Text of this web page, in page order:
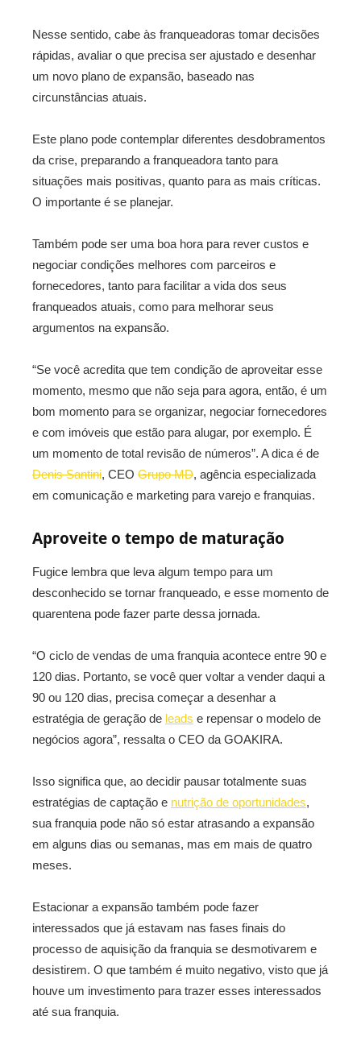
Nesse sentido, cabe às franqueadoras tomar decisões
rápidas, avaliar o que precisa ser ajustado e desenhar
um novo plano de expansão, baseado nas
circunstâncias atuais.
Este plano pode contemplar diferentes desdobramentos
da crise, preparando a franqueadora tanto para
situações mais positivas, quanto para as mais críticas.
O importante é se planejar.
Também pode ser uma boa hora para rever custos e
negociar condições melhores com parceiros e
fornecedores, tanto para facilitar a vida dos seus
franqueados atuais, como para melhorar seus
argumentos na expansão.
“Se você acredita que tem condição de aproveitar esse
momento, mesmo que não seja para agora, então, é um
bom momento para se organizar, negociar fornecedores
e com imóveis que estão para alugar, por exemplo. É
um momento de total revisão de números”. A dica é de
Denis Santini, CEO Grupo MD, agência especializada
em comunicação e marketing para varejo e franquias.
Aproveite o tempo de maturação
Fugice lembra que leva algum tempo para um
desconhecido se tornar franqueado, e esse momento de
quarentena pode fazer parte dessa jornada.
“O ciclo de vendas de uma franquia acontece entre 90 e
120 dias. Portanto, se você quer voltar a vender daqui a
90 ou 120 dias, precisa começar a desenhar a
estratégia de geração de leads e repensar o modelo de
negócios agora”, ressalta o CEO da GOAKIRA.
Isso significa que, ao decidir pausar totalmente suas
estratégias de captação e nutrição de oportunidades,
sua franquia pode não só estar atrasando a expansão
em alguns dias ou semanas, mas em mais de quatro
meses.
Estacionar a expansão também pode fazer
interessados que já estavam nas fases finais do
processo de aquisição da franquia se desmotivarem e
desistirem. O que também é muito negativo, visto que já
houve um investimento para trazer esses interessados
até sua franquia.